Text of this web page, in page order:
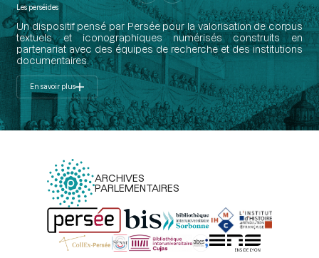
Les perséides
Un dispositif pensé par Persée pour la valorisation de corpus
textuels et iconographiques numérisés construits en
partenariat avec des équipes de recherche et des institutions
documentaires.
En savoir plus
ARCHIVES
PARLEMENTAIRES